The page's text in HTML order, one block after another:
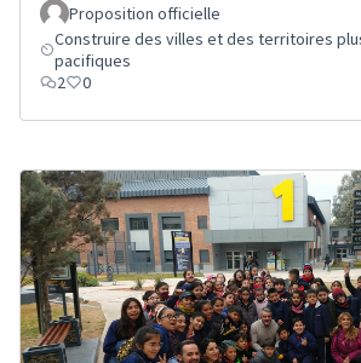
Proposition officielle
Construire des villes et des territoires
pacifiques
2
0